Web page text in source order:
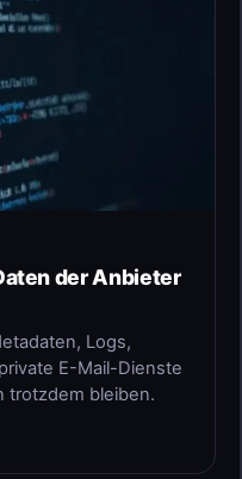
der Anbieter
Logs,
E-Mail-Dienste
trotzdem bleiben.